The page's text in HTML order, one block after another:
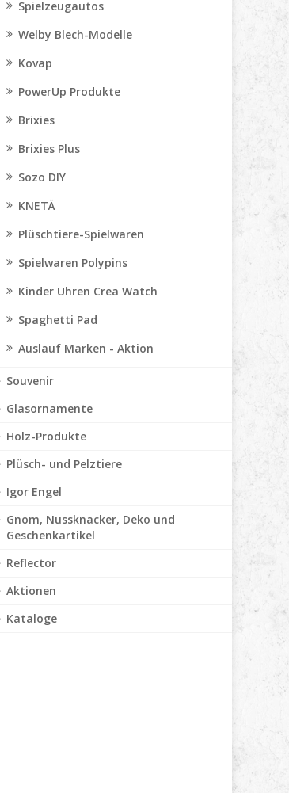
Spielzeugautos
Welby Blech-Modelle
Kovap
PowerUp Produkte
Brixies
Brixies Plus
Sozo DIY
KNETÄ
Plüschtiere-Spielwaren
Spielwaren Polypins
Kinder Uhren Crea Watch
Spaghetti Pad
Auslauf Marken - Aktion
Souvenir
Glasornamente
Holz-Produkte
Plüsch- und Pelztiere
Igor Engel
Gnom, Nussknacker, Deko und
Geschenkartikel
Reflector
Aktionen
Kataloge